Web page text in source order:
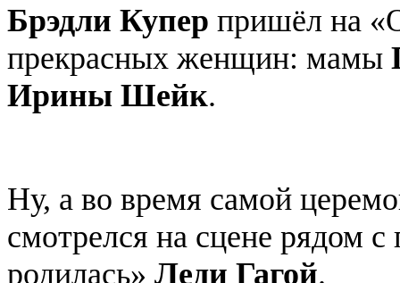
Брэдли Купер пришёл на
прекрасных женщин: мамы
Ирины Шейк.
Ну, а во время самой
смотрелся на сцене рядом
родилась» Леди Гагой.